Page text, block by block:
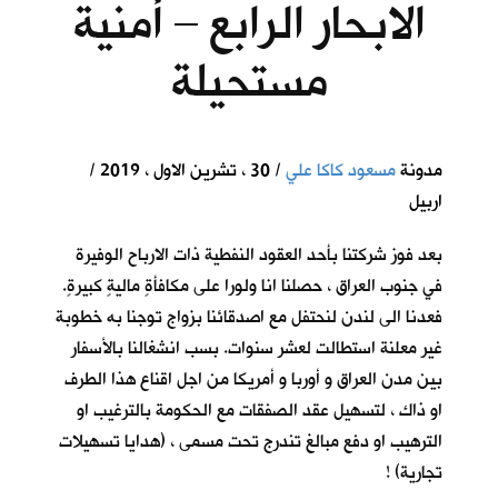
الابحار الرابع – أمنية
مستحيلة
مدونةمسعود كاكا علي
/ 30 ، تشرين الاول ، 2019 /
اربيل
بعد فوز شركتنا بأحد العقود النفطية ذات الارباح الوفيرة
في جنوب العراق ، حصلنا انا ولورا على مكافأةٍ ماليةٍ كبيرةٍ.
فعدنا الى لندن لنحتفل مع اصدقائنا بزواج توجنا به خطوبة
غير معلنة استطالت لعشر سنوات. بسب انشغالنا بالأسفار
بين مدن العراق و أوربا و أمريكا من اجل اقناع هذا الطرف
او ذاك ، لتسهيل عقد الصفقات مع الحكومة بالترغيب او
الترهيب او دفع مبالغ تندرج تحت مسمى ، (هدايا تسهيلات
تجارية) !